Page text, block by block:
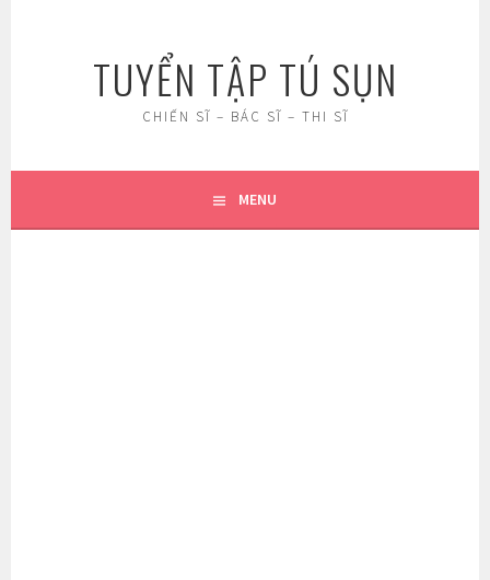
TUYỂN TẬP TÚ SỤN
CHIẾN SĨ – BÁC SĨ – THI SĨ
MENU